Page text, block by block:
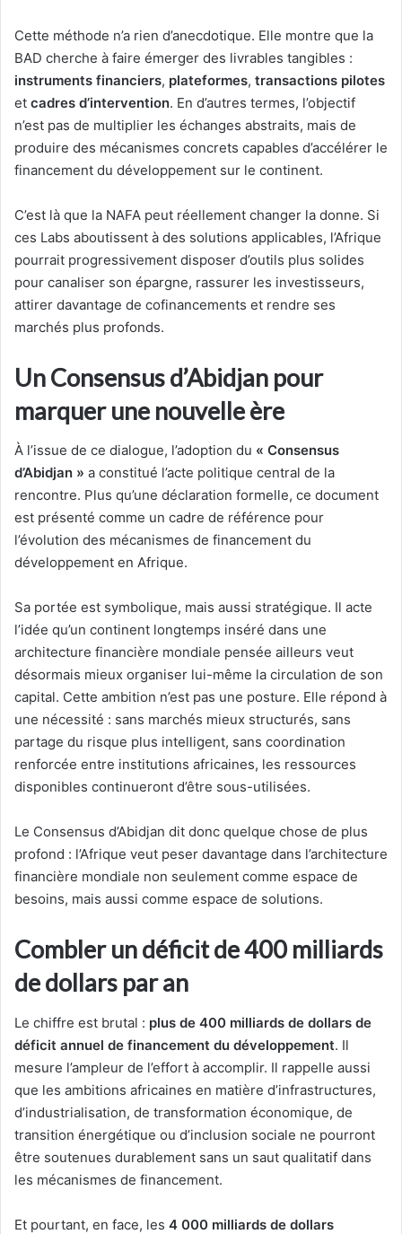
Cette méthode n’a rien d’anecdotique. Elle montre que la
BAD cherche à faire émerger des livrables tangibles :
instruments financiers, plateformes, transactions pilotes
et cadres d’intervention. En d’autres termes, l’objectif
n’est pas de multiplier les échanges abstraits, mais de
produire des mécanismes concrets capables d’accélérer le
financement du développement sur le continent.
C’est là que la NAFA peut réellement changer la donne. Si
ces Labs aboutissent à des solutions applicables, l’Afrique
pourrait progressivement disposer d’outils plus solides
pour canaliser son épargne, rassurer les investisseurs,
attirer davantage de cofinancements et rendre ses
marchés plus profonds.
Un Consensus d’Abidjan pour
marquer une nouvelle ère
À l’issue de ce dialogue, l’adoption du « Consensus
d’Abidjan » a constitué l’acte politique central de la
rencontre. Plus qu’une déclaration formelle, ce document
est présenté comme un cadre de référence pour
l’évolution des mécanismes de financement du
développement en Afrique.
Sa portée est symbolique, mais aussi stratégique. Il acte
l’idée qu’un continent longtemps inséré dans une
architecture financière mondiale pensée ailleurs veut
désormais mieux organiser lui-même la circulation de son
capital. Cette ambition n’est pas une posture. Elle répond à
une nécessité : sans marchés mieux structurés, sans
partage du risque plus intelligent, sans coordination
renforcée entre institutions africaines, les ressources
disponibles continueront d’être sous-utilisées.
Le Consensus d’Abidjan dit donc quelque chose de plus
profond : l’Afrique veut peser davantage dans l’architecture
financière mondiale non seulement comme espace de
besoins, mais aussi comme espace de solutions.
Combler un déficit de 400 milliards
de dollars par an
Le chiffre est brutal : plus de 400 milliards de dollars de
déficit annuel de financement du développement. Il
mesure l’ampleur de l’effort à accomplir. Il rappelle aussi
que les ambitions africaines en matière d’infrastructures,
d’industrialisation, de transformation économique, de
transition énergétique ou d’inclusion sociale ne pourront
être soutenues durablement sans un saut qualitatif dans
les mécanismes de financement.
Et pourtant, en face, les 4 000 milliards de dollars